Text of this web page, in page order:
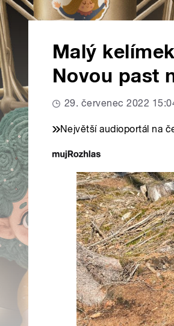
Malý
Novou past
29. červenec 2022
Největší audioportál na